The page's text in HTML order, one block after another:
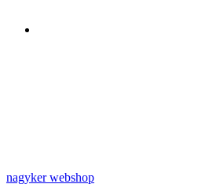
nagyker webshop